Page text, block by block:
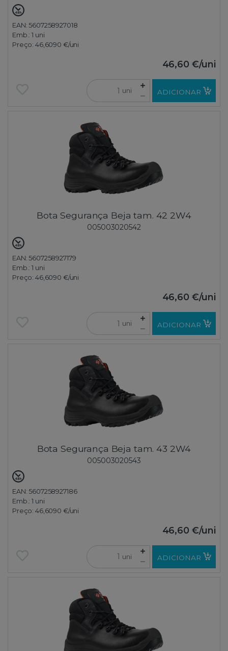
EAN: 5607258927018
Emb.:1 uni
Preço: 46,6090 €/uni
46,60 €/uni
uni ADICIONAR
Bota Segurança Beja tam. 42 2W4
005003020542
EAN: 5607258927179
Emb.:1 uni
Preço: 46,6090 €/uni
46,60 €/uni
uni ADICIONAR
Bota Segurança Beja tam. 43 2W4
005003020543
EAN: 5607258927186
Emb.:1 uni
Preço: 46,6090 €/uni
46,60 €/uni
uni ADICIONAR